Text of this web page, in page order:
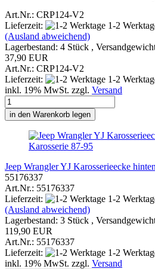
Art.Nr.: CRP124-V2
Lieferzeit:
1-2
(Ausland abweichend)
Lagerbestand: 4 Stück ,
37,90 EUR
Art.Nr.: CRP124-V2
Lieferzeit:
1-2
inkl. 19% MwSt. zzgl. Versand
in den Warenkorb legen
Jeep Wrangler YJ Karosserieecke
55176337
Art.Nr.: 55176337
Lieferzeit:
1-2
(Ausland abweichend)
Lagerbestand: 3 Stück ,
119,90 EUR
Art.Nr.: 55176337
Lieferzeit:
1-2
inkl. 19% MwSt. zzgl. Versand